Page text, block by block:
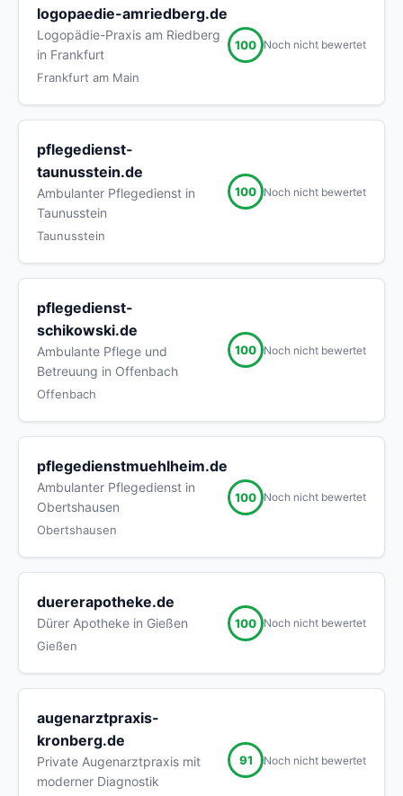
logopaedie-amriedberg.de
Logopädie-Praxis am Riedberg
in Frankfurt
Frankfurt am Main
100 Noch nicht bewertet
pflegedienst-
taunusstein.de
Ambulanter Pflegedienst in
Taunusstein
Taunusstein
100 Noch nicht bewertet
pflegedienst-
schikowski.de
Ambulante Pflege und
Betreuung in Offenbach
Offenbach
100 Noch nicht bewertet
pflegedienstmuehlheim.de
Ambulanter Pflegedienst in
Obertshausen
Obertshausen
100 Noch nicht bewertet
duererapotheke.de
Dürer Apotheke in Gießen
Gießen
100 Noch nicht bewertet
augenarztpraxis-
kronberg.de
Private Augenarztpraxis mit
moderner Diagnostik
91 Noch nicht bewertet